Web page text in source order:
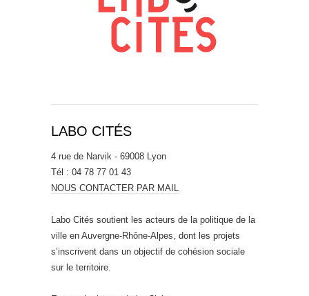
LABO CITÉS
4 rue de Narvik - 69008 Lyon
Tél : 04 78 77 01 43
NOUS CONTACTER PAR MAIL
Labo Cités soutient les acteurs de la politique de la
ville en Auvergne-Rhône-Alpes, dont les projets
s’inscrivent dans un objectif de cohésion sociale
sur le territoire.